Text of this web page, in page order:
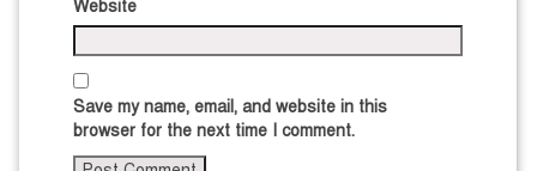
Website
Save my name, email, and website in this
browser for the next time I comment.